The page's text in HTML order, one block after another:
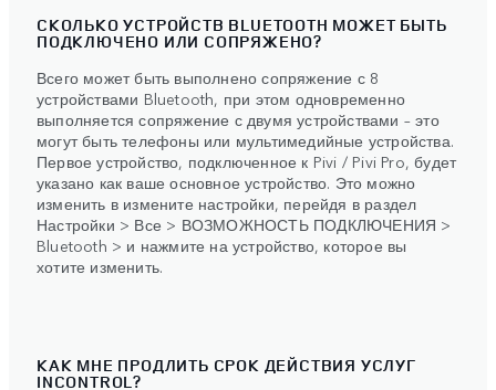
СКОЛЬКО УСТРОЙСТВ BLUETOOTH МОЖЕТ БЫТЬ
ПОДКЛЮЧЕНО ИЛИ СОПРЯЖЕНО?
Всего может быть выполнено сопряжение с 8
устройствами Bluetooth, при этом одновременно
выполняется сопряжение с двумя устройствами – это
могут быть телефоны или мультимедийные устройства.
Первое устройство, подключенное к Pivi / Pivi Pro, будет
указано как ваше основное устройство. Это можно
изменить в измените настройки, перейдя в раздел
Настройки > Все > ВОЗМОЖНОСТЬ ПОДКЛЮЧЕНИЯ >
Bluetooth > и нажмите на устройство, которое вы
хотите изменить.
КАК МНЕ ПРОДЛИТЬ СРОК ДЕЙСТВИЯ УСЛУГ
INCONTROL?